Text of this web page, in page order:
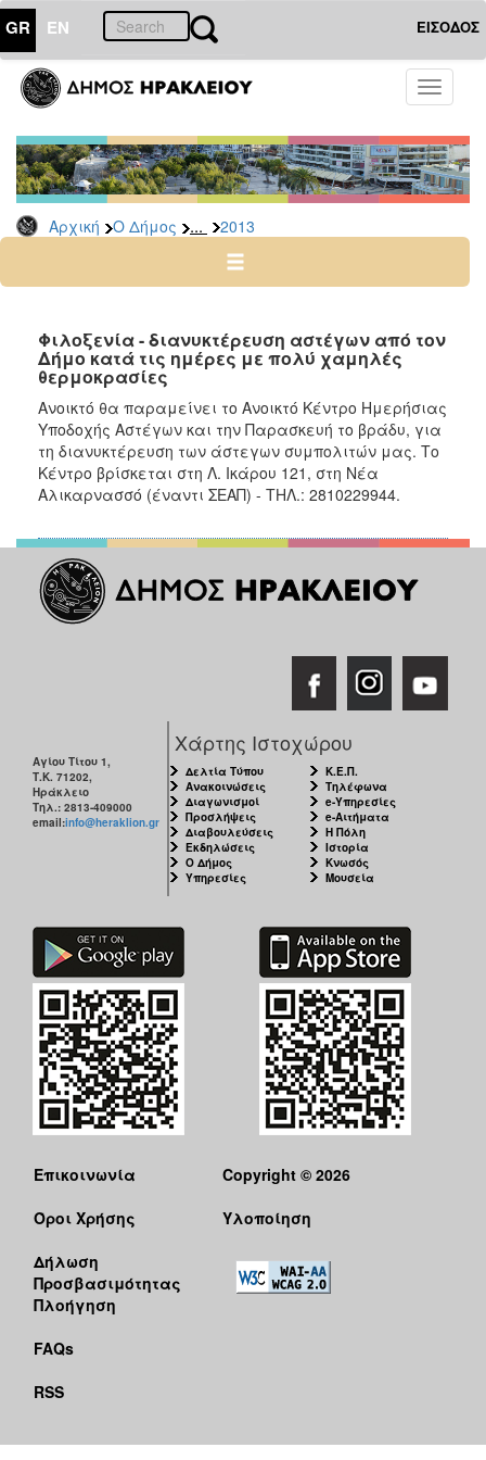
GR EN ΕΙΣΟΔΟΣ
Toggle
Αρχική Ο Δήμος ... 2013
ΔΗΜΟΣ
Δελτία
Τύπου
Αρχείο
2026
2024
2022
2021
2020
2019
2018
2016
2015
2013
ΠΟΛΙΤΙΣΜΟΣ
ΑΝΘΕΚΤΙΚΗ
Φιλοξενία - διανυκτέρευση αστέγων από τον
Δήμο κατά τις ημέρες με πολύ χαμηλές
θερμοκρασίες
Ανοικτό θα παραμείνει το Ανοικτό Κέντρο Ημερήσιας
Υποδοχής Αστέγων και την Παρασκευή το βράδυ, για
τη διανυκτέρευση των άστεγων συμπολιτών μας. Το
Κέντρο βρίσκεται στη Λ. Ικάρου 121, στη Νέα
Αλικαρνασσό (έναντι ΣΕΑΠ) - ΤΗΛ.: 2810229944.
Αγίου Τίτου 1,
Τ.Κ. 71202,
Ηράκλειο
Τηλ.: 2813-409000
email:info@heraklion.gr
Χάρτης Ιστοχώρου
Δελτία Τύπου
Ανακοινώσεις
Διαγωνισμοί
Προσλήψεις
Διαβουλεύσεις
Εκδηλώσεις
Ο Δήμος
Υπηρεσίες
Κ.Ε.Π.
Τηλέφωνα
e-Υπηρεσίες
e-Αιτήματα
Η Πόλη
Ιστορία
Κνωσός
Μουσεία
Επικοινωνία
Όροι Χρήσης
Δήλωση
Προσβασιμότητας
Πλοήγηση
FAQs
RSS
Copyright © 2026
Υλοποίηση